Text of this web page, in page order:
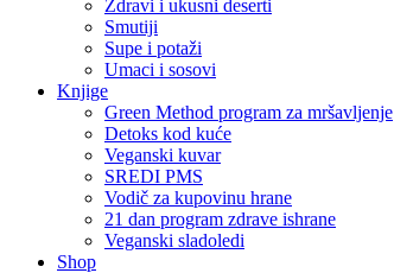
Zdravi i ukusni deserti
Smutiji
Supe i potaži
Umaci i sosovi
Knjige
Green Method program za mršavljenje
Detoks kod kuće
Veganski kuvar
SREDI PMS
Vodič za kupovinu hrane
21 dan program zdrave ishrane
Veganski sladoledi
Shop